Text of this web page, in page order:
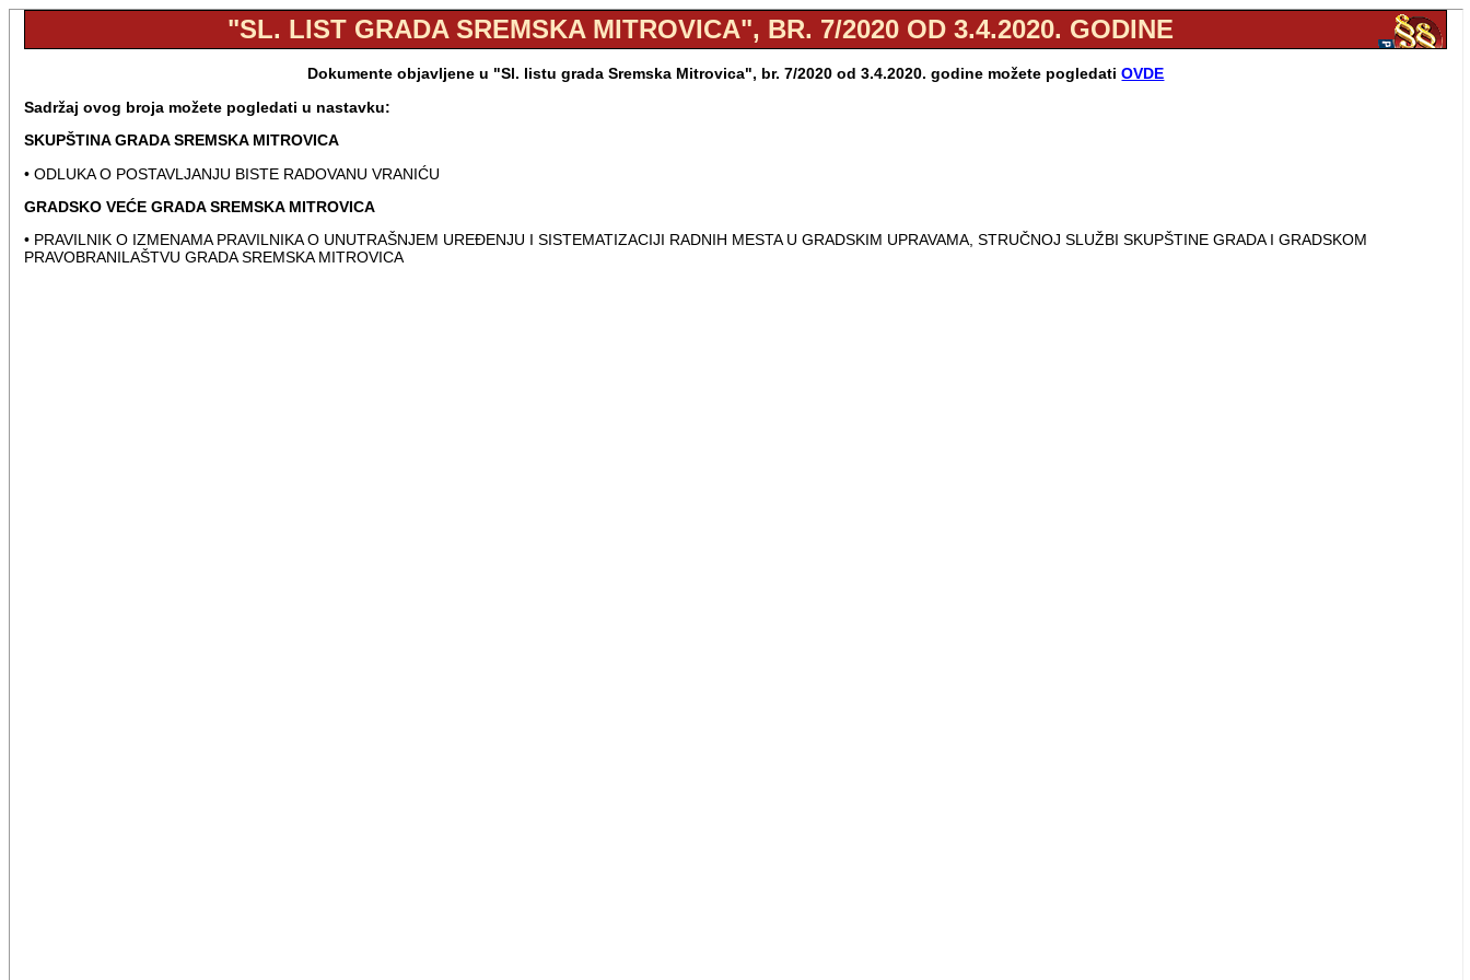
"SL. LIST GRADA SREMSKA MITROVICA", BR. 7/2020 OD 3.4.2020. GODINE
Dokumente objavljene u "Sl. listu grada Sremska Mitrovica", br. 7/2020 od 3.4.2020. godine možete pogledatiOVDE
Sadržaj ovog broja možete pogledati u nastavku:
SKUPŠTINA GRADA SREMSKA MITROVICA
• ODLUKA O POSTAVLJANJU BISTE RADOVANU VRANIĆU
GRADSKO VEĆE GRADA SREMSKA MITROVICA
• PRAVILNIK O IZMENAMA PRAVILNIKA O UNUTRAŠNJEM UREĐENJU I SISTEMATIZACIJI RADNIH MESTA U GRADSKIM UPRAVAMA, STRUČNOJ SLUŽBI SKUPŠTINE GRADA I GRADSKOM
PRAVOBRANILAŠTVU GRADA SREMSKA MITROVICA